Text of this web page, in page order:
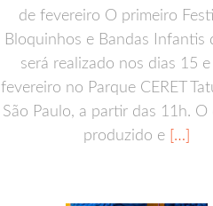
de fevereiro O primeiro
Bloquinhos e Bandas Infantis
será realizado nos dias 15
fevereiro no Parque CERET
São Paulo, a partir das 11h. O
produzido e […]